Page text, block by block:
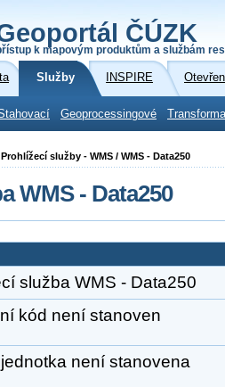
ČÚZK
k mapovým produktům a službám
Služby INSPIRE
Geoprocessingové
služby - WMS / WMS - Data250
WMS - Data250
služba WMS - Data250
kód není stanoven
není stanovena